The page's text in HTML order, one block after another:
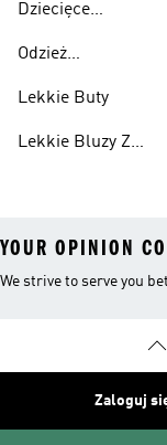
Dziecięce
Przewiewne
Odzież
Lekkie Buty
Lekkie Bluzy Z
YOUR OPINION
We strive to serve you
Zaloguj